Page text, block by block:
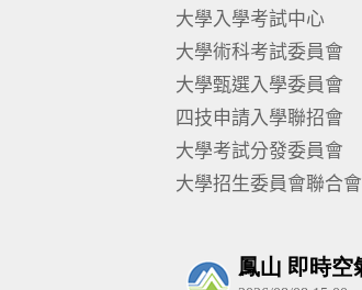
大學入學考試中心
大學術科考試委員會
大學甄選入學委員會
四技申請入學聯招會
大學考試分發委員會
大學招生委員會聯合會